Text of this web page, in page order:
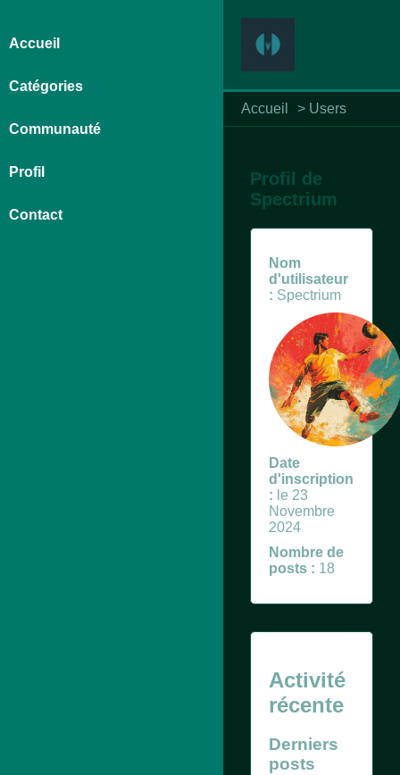
Accueil > Users
Accueil
Catégories
Communauté
Profil
Contact
Profil de
Spectrium
Nom
d'utilisateur
: Spectrium
Date
d'inscription
: le 23
Novembre
2024
Nombre de
posts : 18
Activité
récente
Derniers
posts